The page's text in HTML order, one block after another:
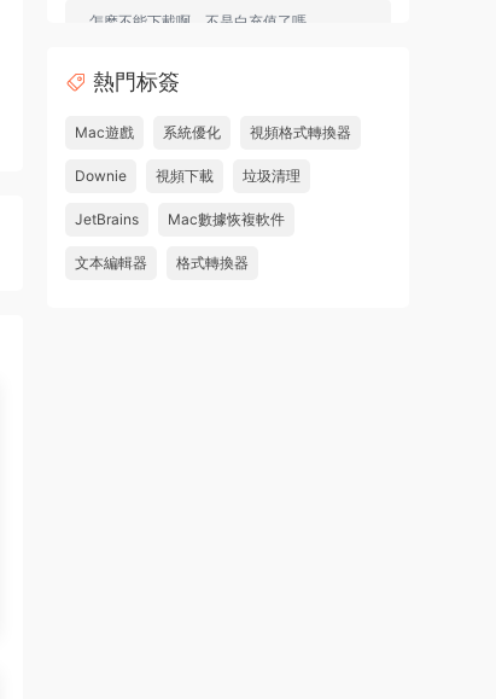
怎麽不能下載啊，不是白充值了嗎
來源：
Adobe Premiere Pro 2026 v26.2.2 Mac
中文破解版 PR2026 強大視頻編輯軟件
u604731536624 • 2026-07-15
中文破解版
熱門标簽
Mac遊戲 系統優化 視頻格式轉換器
Downie 視頻下載 垃圾清理
JetBrains Mac數據恢複軟件
文本編輯器 格式轉換器